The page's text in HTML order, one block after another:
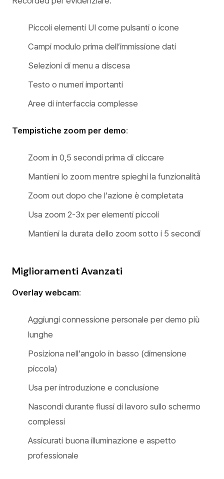
Piccoli elementi UI come pulsanti o icone
Campi modulo prima dell’immissione dati
Selezioni di menu a discesa
Testo o numeri importanti
Aree di interfaccia complesse
Tempistiche zoom per demo:
Zoom in 0,5 secondi prima di cliccare
Mantieni lo zoom mentre spieghi la funzionalità
Zoom out dopo che l’azione è completata
Usa zoom 2-3x per elementi piccoli
Mantieni la durata dello zoom sotto i 5 secondi
Miglioramenti Avanzati
Overlay webcam:
Aggiungi connessione personale per demo più
lunghe
Posiziona nell’angolo in basso (dimensione
piccola)
Usa per introduzione e conclusione
Nascondi durante flussi di lavoro sullo schermo
complessi
Assicurati buona illuminazione e aspetto
professionale